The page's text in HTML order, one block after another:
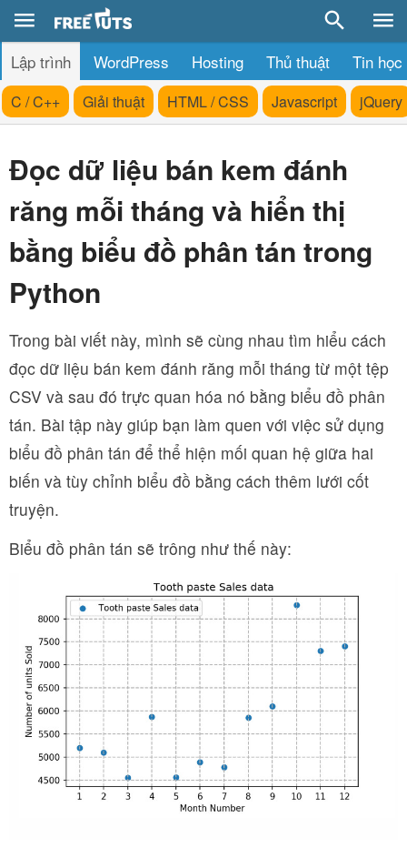
Lập trình WordPress Hosting Thủ thuật Tin học
C / C++ Giải thuật HTML / CSS Javascript jQuery
Đọc dữ liệu bán kem đánh
răng mỗi tháng và hiển thị
bằng biểu đồ phân tán trong
Python
Trong bài viết này, mình sẽ cùng nhau tìm hiểu cách
đọc dữ liệu bán kem đánh răng mỗi tháng từ một tệp
CSV và sau đó trực quan hóa nó bằng biểu đồ phân
tán. Bài tập này giúp bạn làm quen với việc sử dụng
biểu đồ phân tán để thể hiện mối quan hệ giữa hai
biến và tùy chỉnh biểu đồ bằng cách thêm lưới cốt
truyện.
Biểu đồ phân tán sẽ trông như thế này: